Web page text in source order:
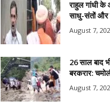
राहुल गांधी के
साधु-संतों और
August 7,
26 साल बाद
बरकरार:
August 7,